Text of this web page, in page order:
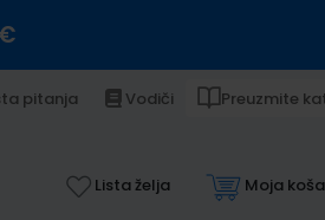
pitanja Vodiči Preuzmite
Lista želja Moja